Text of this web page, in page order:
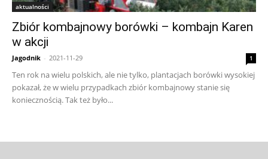
aktualności
Zbiór kombajnowy borówki – kombajn Karen
w akcji
Jagodnik - 2021-11-29 1
Ten rok na wielu polskich, ale nie tylko, plantacjach borówki wysokiej
pokazał, że w wielu przypadkach zbiór kombajnowy stanie się
koniecznością. Tak też było...